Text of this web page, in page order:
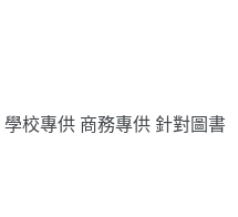
學校專供 商務專供 針對圖書